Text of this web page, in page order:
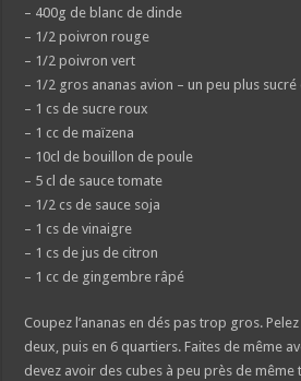
– 400g de blanc de dinde
– 1/2 poivron rouge
– 1/2 poivron vert
– 1/2 gros ananas avion – un peu plus sucré
– 1 cs de sucre roux
– 1 cc de maïzena
– 10cl de bouillon de poule
– 5 cl de sauce tomate
– 1/2 cs de sauce soja
– 1 cs de vinaigre
– 1 cs de jus de citron
– 1 cc de gingembre râpé
Coupez l’ananas en dés pas trop gros.
deux, puis en 6 quartiers. Faites de même
devez avoir des cubes à peu près de même